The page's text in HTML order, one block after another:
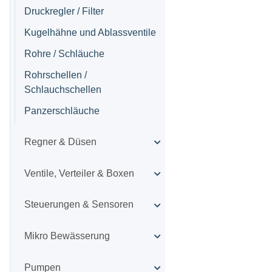
Druckregler / Filter
Kugelhähne und Ablassventile
Rohre / Schläuche
Rohrschellen /
Schlauchschellen
Panzerschläuche
Regner & Düsen
Ventile, Verteiler & Boxen
Steuerungen & Sensoren
Mikro Bewässerung
Pumpen